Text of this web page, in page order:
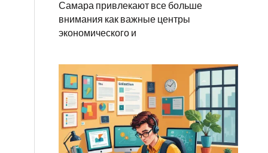
Самара привлекают все больше
внимания как важные центры
экономического и